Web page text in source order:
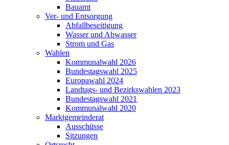
Bauamt
Ver- und Entsorgung
Abfallbeseitigung
Wasser und Abwasser
Strom und Gas
Wahlen
Kommunalwahl 2026
Bundestagswahl 2025
Europawahl 2024
Landtags- und Bezirkswahlen 2023
Bundestagswahl 2021
Kommunalwahl 2020
Marktgemeinderat
Ausschüsse
Sitzungen